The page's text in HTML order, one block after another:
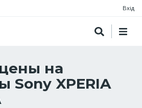
Вхід
на
Sony XPERIA